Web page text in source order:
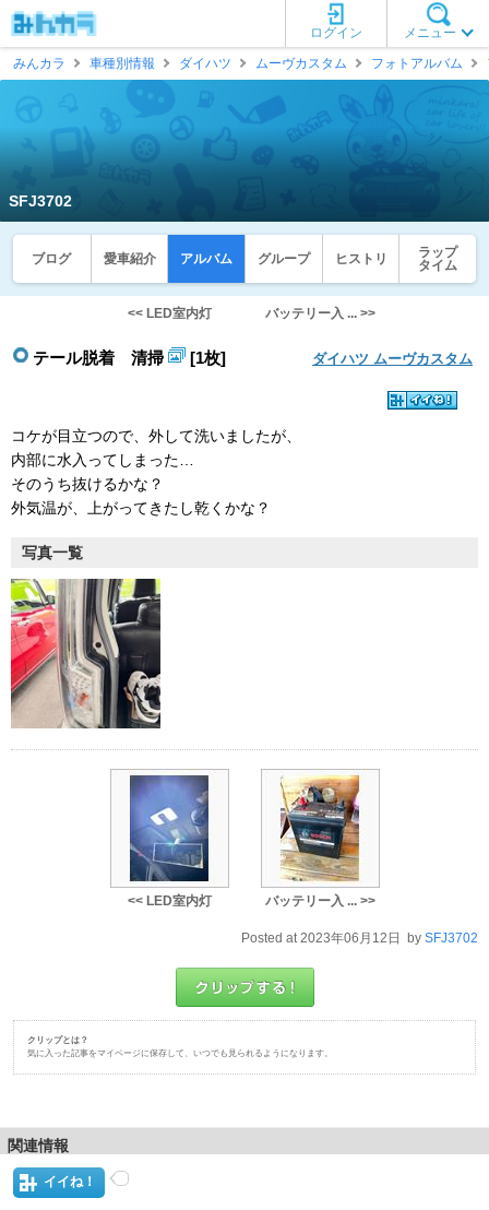
メニュー
ログイン
みんカラ
車種別情報 ダイハツ ムーヴカスタム フォトアルバム
SFJ3702
ブログ 愛車紹介 アルバム グループ ヒストリ
ラップ
タイム
<< LED室内灯 バッテリー入 ... >>
テール脱着 清掃 [1枚] ダイハツ ムーヴカスタム
コケが目立つので、外して洗いましたが、
内部に水入ってしまった…
そのうち抜けるかな？
外気温が、上がってきたし乾くかな？
写真一覧
<< LED室内灯 バッテリー入 ... >>
Posted at 2023年06月12日 by SFJ3702
クリップとは？
気に入った記事をマイページに保存して、いつでも見られるようになります。
関連情報
イイね！